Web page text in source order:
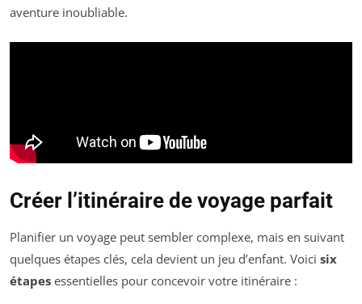
aventure inoubliable.
Créer l’itinéraire de voyage parfait
Planifier un voyage peut sembler complexe, mais en suivant
quelques étapes clés, cela devient un jeu d’enfant. Voici six
étapes essentielles pour concevoir votre itinéraire :